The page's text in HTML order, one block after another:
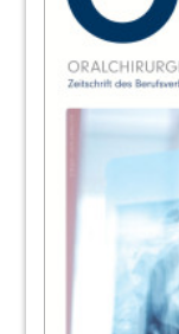
Deutscher
Redaktion
Redaktion
Impressum
Redaktion
ABO